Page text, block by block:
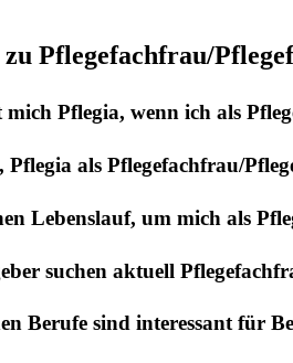
Pflegefachfrau/
mich Pflegia, wenn ich als
Pflegia als Pflegefachfrau/
Lebenslauf, um mich als
suchen aktuell
Berufe sind interessant für